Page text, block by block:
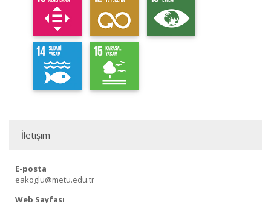
İletişim
E-posta
eakoglu@metu.edu.tr
Web Sayfası